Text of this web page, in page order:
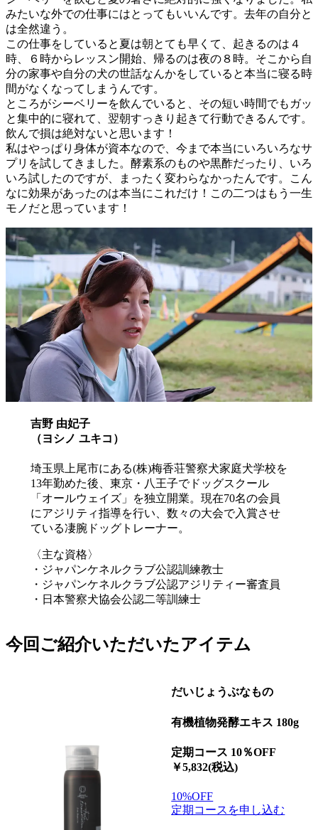
みたいな外での仕事にはとってもいいんです。去年の自分と
は全然違う。
この仕事をしていると夏は朝とても早くて、起きるのは４
時、６時からレッスン開始、帰るのは夜の８時。そこから自
分の家事や自分の犬の世話なんかをしていると本当に寝る時
間がなくなってしまうんです。
ところがシーベリーを飲んでいると、その短い時間でもガッ
と集中的に寝れて、翌朝すっきり起きて行動できるんです。
飲んで損は絶対ないと思います！
私はやっぱり身体が資本なので、今まで本当にいろいろなサ
プリを試してきました。酵素系のものや黒酢だったり、いろ
いろ試したのですが、まったく変わらなかったんです。こん
なに効果があったのは本当にこれだけ！この二つはもう一生
モノだと思っています！
吉野 由妃子
（ヨシノ ユキコ）
埼玉県上尾市にある(株)梅香荘警察犬家庭犬学校を
13年勤めた後、東京・八王子でドッグスクール
「オールウェイズ」を独立開業。現在70名の会員
にアジリティ指導を行い、数々の大会で入賞させ
ている凄腕ドッグトレーナー。
〈主な資格〉
・ジャパンケネルクラブ公認訓練教士
・ジャパンケネルクラブ公認アジリティー審査員
・日本警察犬協会公認二等訓練士
今回ご紹介いただいたアイテム
だいじょうぶなもの
有機植物発酵エキス 180g
定期コース 10％OFF
￥5,832(税込)
10%OFF
定期コースを申し込む